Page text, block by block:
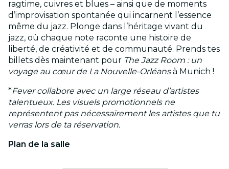
ragtime, cuivres et blues – ainsi que de moments
d’improvisation spontanée qui incarnent l’essence
même du jazz. Plonge dans l’héritage vivant du
jazz, où chaque note raconte une histoire de
liberté, de créativité et de communauté. Prends tes
billets dès maintenant pour The Jazz Room : un
voyage au cœur de La Nouvelle-Orléansà Munich !
*Fever collabore avec un large réseau d’artistes
talentueux. Les visuels promotionnels ne
représentent pas nécessairement les artistes que tu
verras lors de ta réservation.
Plan de la salle